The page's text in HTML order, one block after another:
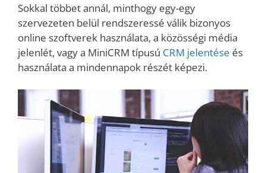
Sokkal többet annál, minthogy egy-egy
szervezeten belül rendszeressé válik bizonyos
online szoftverek használata, a közösségi média
jelenlét, vagy a MiniCRM típusú CRM jelentése és
használata a mindennapok részét képezi.